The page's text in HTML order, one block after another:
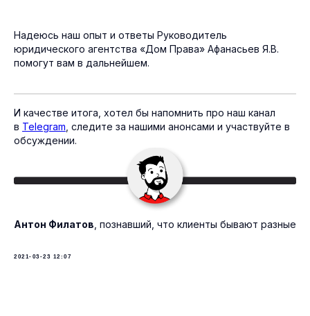
Надеюсь наш опыт и ответы Руководитель
юридического агентства «Дом Права» Афанасьев Я.В.
помогут вам в дальнейшем.
И качестве итога, хотел бы напомнить про наш канал
в Telegram , следите за нашими анонсами и участвуйте в
обсуждении.
Антон Филатов , познавший, что клиенты бывают разные
2021-03-23 12:07